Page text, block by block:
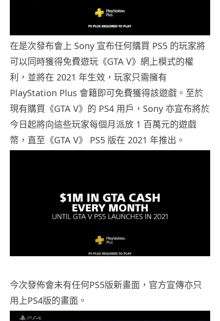
在是次發布會上 Sony 宣布任何購買 PS5 的玩家將
可以同時獲得免費遊玩《GTA V》網上模式的權
利，並將在 2021 年生效，玩家只需擁有
PlayStation Plus 會籍即可免費獲得該遊戲。至於
現有購買《GTA V》的 PS4 用戶，Sony 亦宣布將於
今日起將向這些玩家每個月派放 1 百萬元的遊戲
幣，直至《GTA V》 PS5 版在 2021 年推出。
今次發佈會未有任何PS5版新畫面，官方宣傳亦只
用上PS4版的畫面。